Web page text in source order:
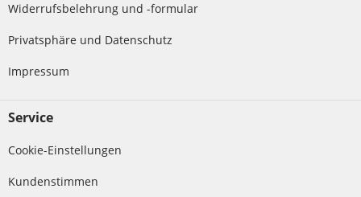
Widerrufsbelehrung und -formular
Privatsphäre und Datenschutz
Impressum
Service
Cookie-Einstellungen
Kundenstimmen